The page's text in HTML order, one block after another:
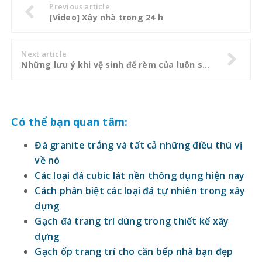
Previous article
[Video] Xây nhà trong 24 h
Next article
Những lưu ý khi vệ sinh để rèm của luôn sáng đẹp
Có thể bạn quan tâm:
Đá granite trắng và tất cả những điều thú vị
về nó
Các loại đá cubic lát nền thông dụng hiện nay
Cách phân biệt các loại đá tự nhiên trong xây
dựng
Gạch đá trang trí dùng trong thiết kế xây
dựng
Gạch ốp trang trí cho căn bếp nhà bạn đẹp